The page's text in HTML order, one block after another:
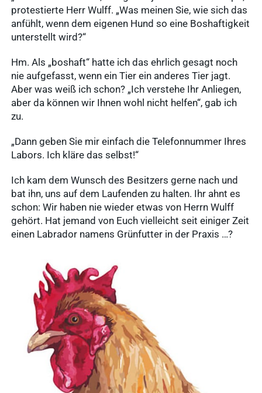
Praxissoftware
Ergebnisse
anzeigen
anzeigen
novaderma
Ergebnisse
anzeigen
gründen
Ergebnisse
anzeigen
Mitgliedschaft
Ergebnisse
anzeigen
Mitgliedschaft
Produktion
News & Socials
Marktplatz
vetlog.one
Tierarzt24.de
protestierte Herr Wulff. „Was meinen Sie, wie sich das
anfühlt, wenn dem eigenen Hund so eine Boshaftigkeit
unterstellt wird?“
Hm. Als „boshaft“ hatte ich das ehrlich gesagt noch
nie aufgefasst, wenn ein Tier ein anderes Tier jagt.
Aber was weiß ich schon? „Ich verstehe Ihr Anliegen,
aber da können wir Ihnen wohl nicht helfen“, gab ich
zu.
„Dann geben Sie mir einfach die Telefonnummer Ihres
Labors. Ich kläre das selbst!“
Ich kam dem Wunsch des Besitzers gerne nach und
bat ihn, uns auf dem Laufenden zu halten. Ihr ahnt es
schon: Wir haben nie wieder etwas von Herrn Wulff
gehört. Hat jemand von Euch vielleicht seit einiger Zeit
einen Labrador namens Grünfutter in der Praxis …?